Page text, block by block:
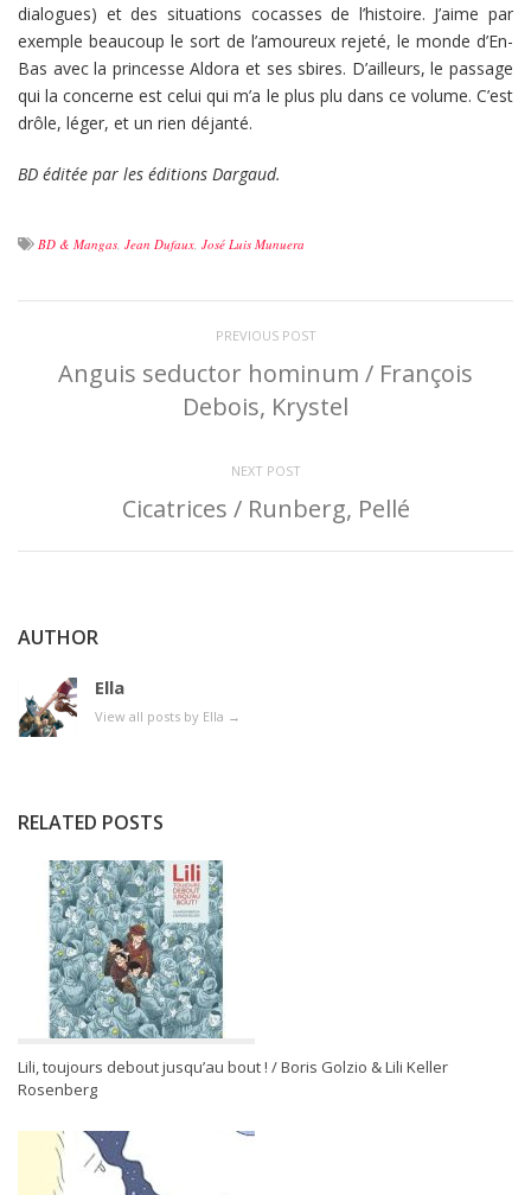
dialogues) et des situations cocasses de l’histoire. J’aime par
exemple beaucoup le sort de l’amoureux rejeté, le monde d’En-
Bas avec la princesse Aldora et ses sbires. D’ailleurs, le passage
qui la concerne est celui qui m’a le plus plu dans ce volume. C’est
drôle, léger, et un rien déjanté.
BD éditée par les éditions Dargaud.
BD & Mangas, Jean Dufaux, José Luis Munuera
PREVIOUS POST
Anguis seductor hominum / François
Debois, Krystel
NEXT POST
Cicatrices / Runberg, Pellé
AUTHOR
Ella
View all posts by Ella →
RELATED POSTS
Lili, toujours debout jusqu’au bout ! / Boris Golzio & Lili Keller
Rosenberg